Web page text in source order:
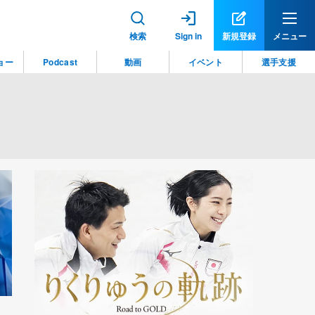
検索 Sign in 新規登録 メニュー
ー Podcast 動画 イベント 選手支援